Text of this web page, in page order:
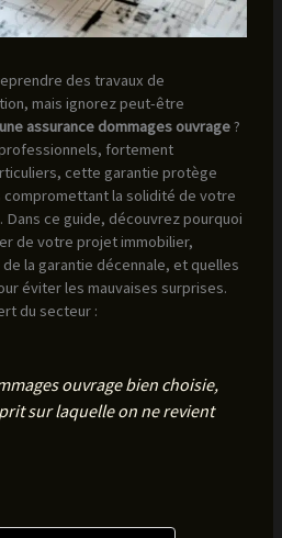
des travaux de
mais ignorez peut-être
assurance dommages ouvrage?
fortement
cette garantie protège
compromettant la solidité de votre
Dans ce guide, découvrez pourquoi
de votre projet immobilier,
la garantie décennale, et quelles
éviter les mauvaises surprises.
du secteur :
ouvrage bien choisie,
sur laquelle on ne revient